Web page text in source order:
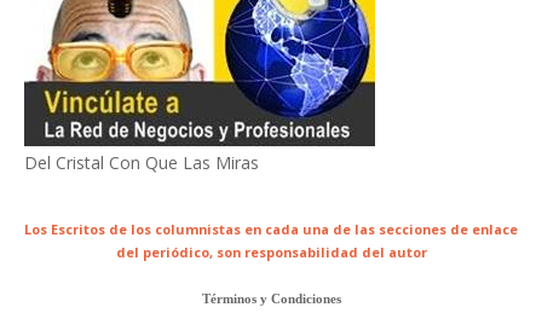
Del Cristal Con Que Las Miras
Los Escritos de los columnistas en cada una de las secciones de enlace
del periódico, son responsabilidad del autor
Términos y Condiciones